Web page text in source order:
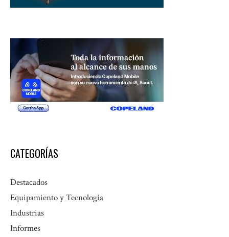
CATEGORÍAS
Destacados
Equipamiento y Tecnología
Industrias
Informes